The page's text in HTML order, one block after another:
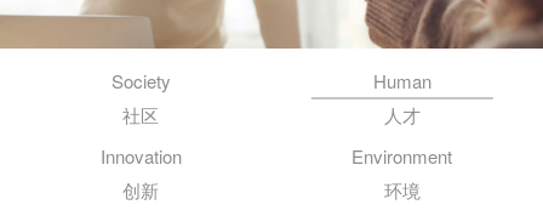
Society
社区
Human
人才
Innovation
创新
Environment
环境